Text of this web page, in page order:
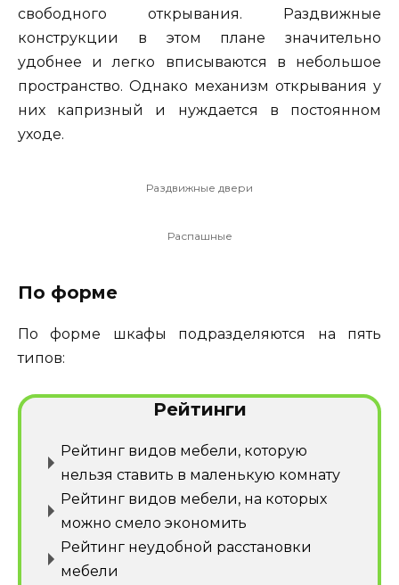
свободного открывания. Раздвижные
конструкции в этом плане значительно
удобнее и легко вписываются в небольшое
пространство. Однако механизм открывания у
них капризный и нуждается в постоянном
уходе.
Раздвижные двери
Распашные
По форме
По форме шкафы подразделяются на пять
типов:
Рейтинги
Рейтинг видов мебели, которую
нельзя ставить в маленькую комнату
Рейтинг видов мебели, на которых
можно смело экономить
Рейтинг неудобной расстановки
мебели